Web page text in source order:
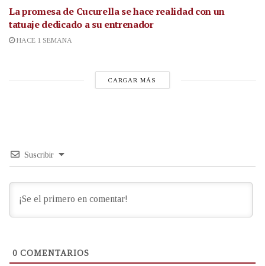
La promesa de Cucurella se hace realidad con un
tatuaje dedicado a su entrenador
HACE 1 SEMANA
CARGAR MÁS
Suscribir
0 COMENTARIOS